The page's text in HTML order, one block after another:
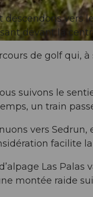
vers
devant la
de golf qui,
suivons le
un train
vers
facilite
Las
montée raide